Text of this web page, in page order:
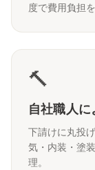
度で費用負担
🔨
自社職人
下請けに丸投
気・内装・塗
理。